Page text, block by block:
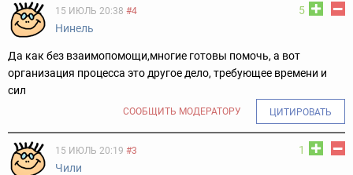
5
15 ИЮЛЬ 20:38 #4
Нинель
Да как без взаимопомощи,многие готовы помочь, а вот
организация процесса это другое дело, требующее времени и
сил
СООБЩИТЬ МОДЕРАТОРУ ЦИТИРОВАТЬ
1
15 ИЮЛЬ 20:19 #3
Чили